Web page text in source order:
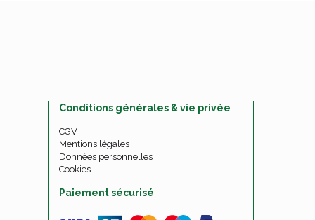
Conditions générales & vie privée
CGV
Mentions légales
Données personnelles
Cookies
Paiement sécurisé